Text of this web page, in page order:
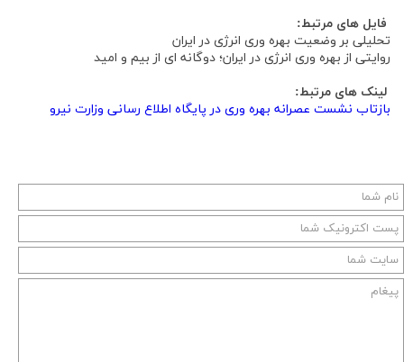
فایل های مرتبط:
تحلیلی بر وضعیت بهره وری انرژی در ایران
روایتی از بهره وری انرژی در ایران؛ دوگانه ای از بیم و امید
لینک های مرتبط:
بازتاب نشست عصرانه بهره وری در پایگاه اطلاع رسانی وزارت نیرو